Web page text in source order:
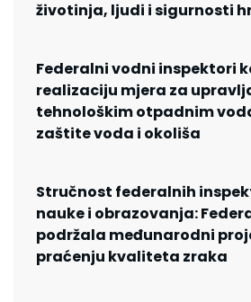
životinja, ljudi i sigurnosti
Federalni vodni inspektori
realizaciju mjera za
tehnološkim otpadnim
zaštite voda i okoliša
Stručnost federalnih
nauke i obrazovanja:
podržala međunarodni
praćenju kvaliteta zraka